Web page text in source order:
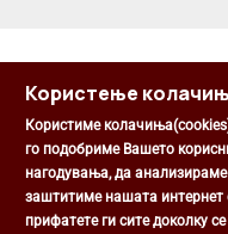
Користење
Користиме
го подобриме Вашето
нагодувања, да анализираме
заштитиме нашата интернет
прифатете ги сите доколку